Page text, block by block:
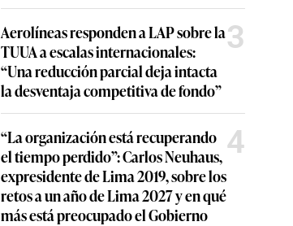
Aerolíneas responden a LAP sobre la
TUUA a escalas internacionales:
“Una reducción parcial deja intacta
la desventaja competitiva de fondo”
3
“La organización está recuperando
el tiempo perdido”: Carlos Neuhaus,
expresidente de Lima 2019, sobre los
retos a un año de Lima 2027 y en qué
más está preocupado el Gobierno
4